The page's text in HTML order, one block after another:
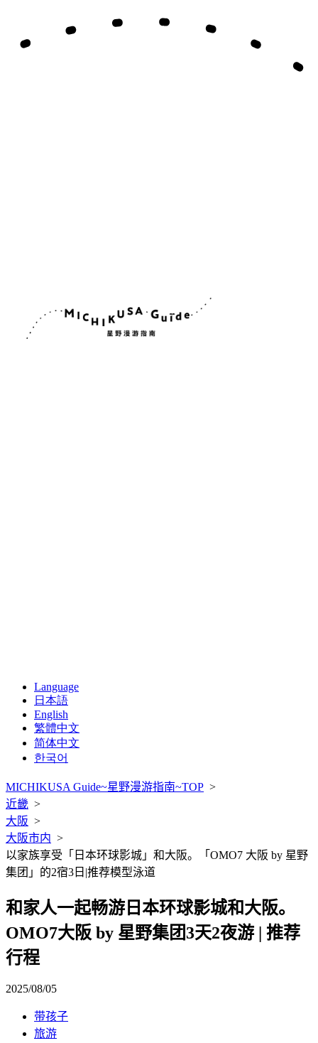
Language
日本語
English
繁體中文
简体中文
한국어
MICHIKUSA Guide~星野漫游指南~TOP >
近畿 >
大阪 >
大阪市内 >
以家族享受「日本环球影城」和大阪。「OMO7 大阪 by 星野
集团」的2宿3日|推荐模型泳道
和家人一起畅游日本环球影城和大阪。
OMO7大阪 by 星野集团3天2夜游 | 推荐
行程
2025/08/05
带孩子
旅游